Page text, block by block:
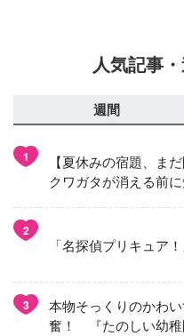
人気記事
週間
1
【夏休みの宿題、ま
クワガタが消える前
2
「名探偵プリキュア
3
本物そっくりのかわ
奮！ 『たのしい幼稚